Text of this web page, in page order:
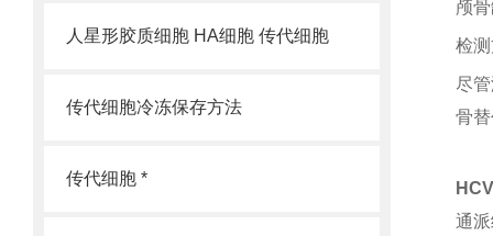
人星形胶质细胞 HA细胞 传代细胞
传代细胞冷冻保存方法
传代细胞 *
颅
检
尽
骨
通